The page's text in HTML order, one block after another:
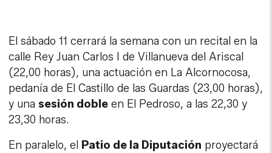
El sábado 11 cerrará la semana con un recital en la
calle Rey Juan Carlos I de Villanueva del Ariscal
(22,00 horas), una actuación en La Alcornocosa,
pedanía de El Castillo de las Guardas (23,00 horas),
y una sesión doble en El Pedroso, a las 22,30 y
23,30 horas.
En paralelo, el
Patio de la Diputación proyectará